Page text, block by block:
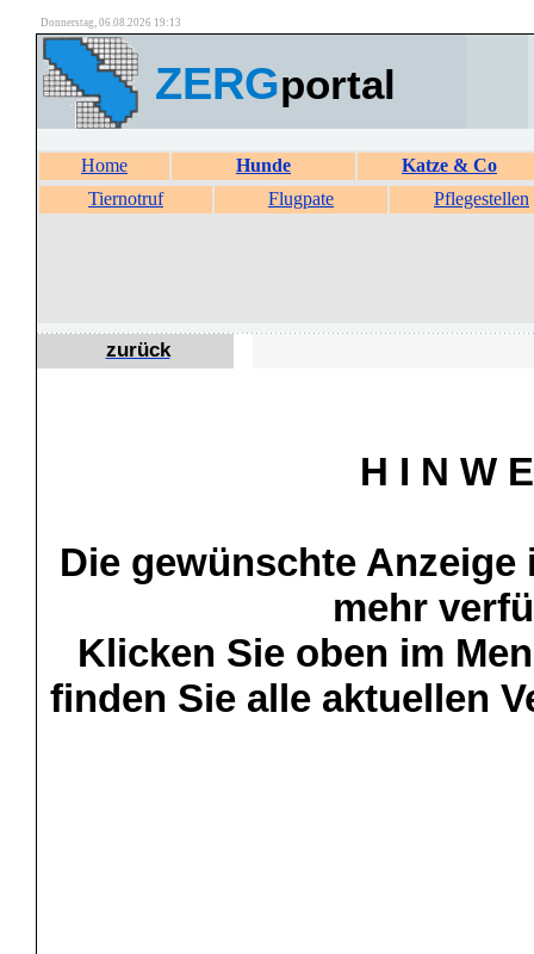
Donnerstag, 06.08.2026 19:13
ZERGportal
Home Hunde
Katze & Co
Tiernotruf
Flugpate Pflegestellen
zurück
H I N W
Die gewünschte
mehr
Klicken Sie oben im
finden Sie alle aktuellen